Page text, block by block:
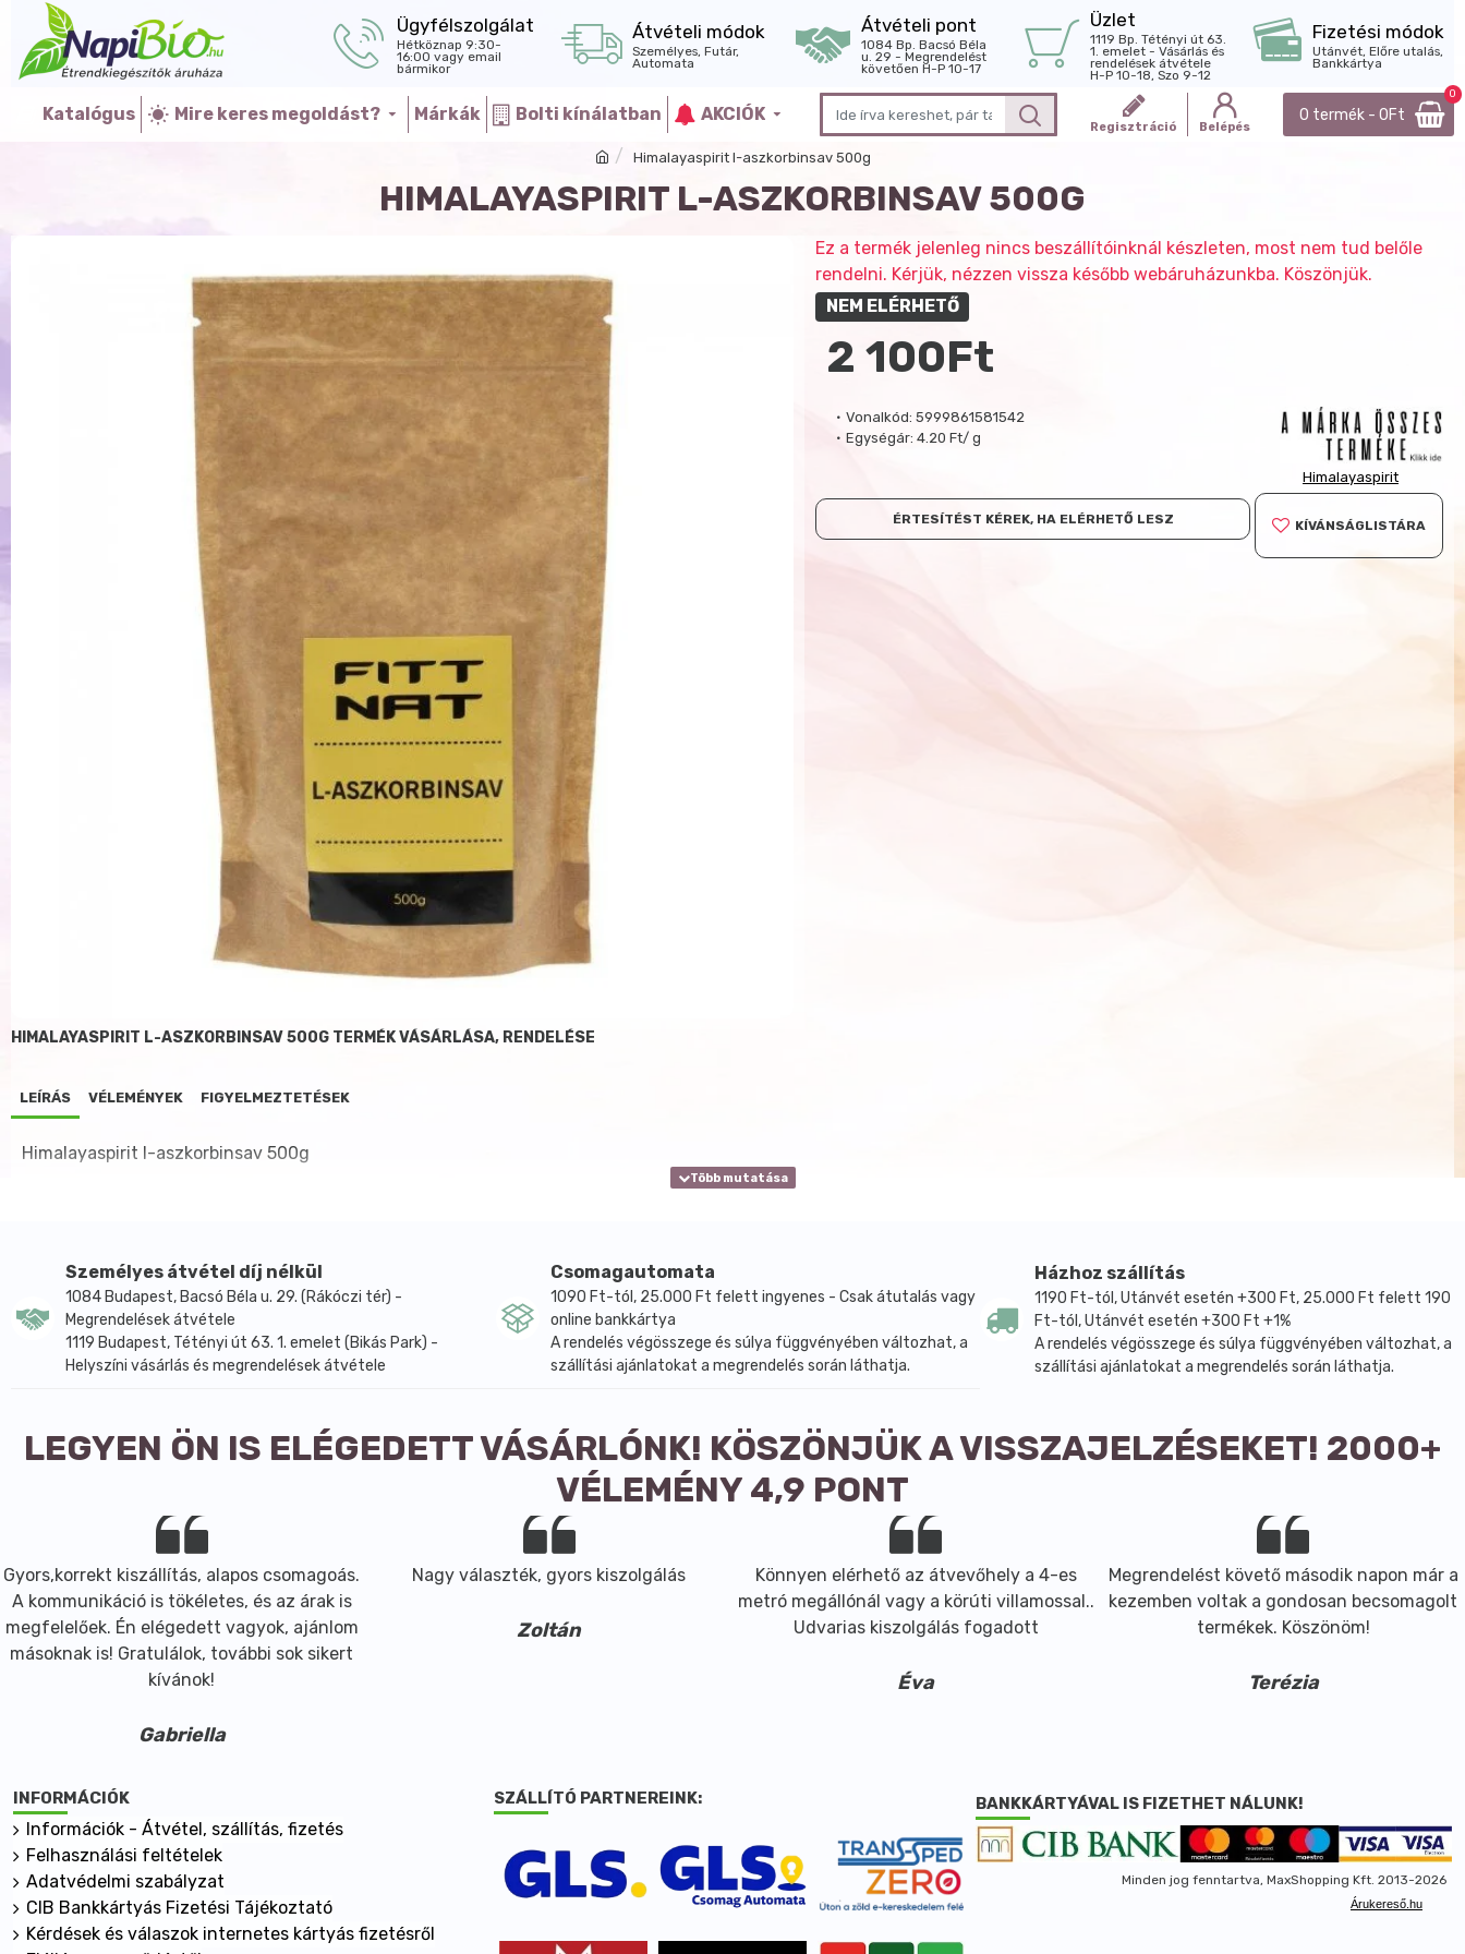
Ügyfélszolgálat
Hétköznap 9:30-
16:00 vagy email
bármikor
Átvételi módok
Személyes, Futár,
Automata
Átvételi pont
1084 Bp. Bacsó Béla
u. 29 - Megrendelést
követően H-P 10-17
Üzlet
1119 Bp. Tétényi út 63.
1. emelet - Vásárlás és
rendelések átvétele
H-P 10-18, Szo 9-12
Fizetési módok
Utánvét, Előre utalás,
Bankkártya
Katalógus Mire keres megoldást? Márkák Bolti kínálatban AKCIÓK
Regisztráció Belépés
0 termék - 0Ft
0
Himalayaspirit l-aszkorbinsav 500g
HIMALAYASPIRIT L-ASZKORBINSAV 500G
Ez a termék jelenleg nincs beszállítóinknál készleten, most nem tud belőle
rendelni. Kérjük, nézzen vissza később webáruházunkba. Köszönjük.
Vonalkód: 5999861581542
Egységár: 4.20 Ft/ g
Himalayaspirit
NEM ELÉRHETŐ
2 100Ft
ÉRTESÍTÉST KÉREK, HA ELÉRHETŐ LESZ KÍVÁNSÁGLISTÁRA
HIMALAYASPIRIT L-ASZKORBINSAV 500G TERMÉK VÁSÁRLÁSA, RENDELÉSE
LEÍRÁS VÉLEMÉNYEK FIGYELMEZTETÉSEK
Himalayaspirit l-aszkorbinsav 500g
Személyes átvétel díj nélkül
1084 Budapest, Bacsó Béla u. 29. (Rákóczi tér) -
Megrendelések átvétele
1119 Budapest, Tétényi út 63. 1. emelet (Bikás Park) -
Helyszíni vásárlás és megrendelések átvétele
Csomagautomata
1090 Ft-tól, 25.000 Ft felett ingyenes - Csak átutalás vagy
online bankkártya
A rendelés végösszege és súlya függvényében változhat, a
szállítási ajánlatokat a megrendelés során láthatja.
Házhoz szállítás
1190 Ft-tól, Utánvét esetén +300 Ft, 25.000 Ft felett 190
Ft-tól, Utánvét esetén +300 Ft +1%
A rendelés végösszege és súlya függvényében változhat, a
szállítási ajánlatokat a megrendelés során láthatja.
LEGYEN ÖN IS ELÉGEDETT VÁSÁRLÓNK! KÖSZÖNJÜK A VISSZAJELZÉSEKET! 2000+
VÉLEMÉNY 4,9 PONT
Gyors,korrekt kiszállítás, alapos csomagoás.
A kommunikáció is tökéletes, és az árak is
megfelelőek. Én elégedett vagyok, ajánlom
másoknak is! Gratulálok, további sok sikert
kívánok!
Gabriella
Nagy választék, gyors kiszolgálás
Zoltán
Könnyen elérhető az átvevőhely a 4-es
metró megállónál vagy a körúti villamossal..
Udvarias kiszolgálás fogadott
Éva
Megrendelést követő második napon már a
kezemben voltak a gondosan becsomagolt
termékek. Köszönöm!
Terézia
INFORMÁCIÓK
Információk - Átvétel, szállítás, fizetés
Felhasználási feltételek
Adatvédelmi szabályzat
CIB Bankkártyás Fizetési Tájékoztató
Kérdések és válaszok internetes kártyás fizetésről
SZÁLLÍTÓ PARTNEREINK: BANKKÁRTYÁVAL IS FIZETHET NÁLUNK!
Minden jog fenntartva, MaxShopping Kft. 2013-2026
Árukereső.hu